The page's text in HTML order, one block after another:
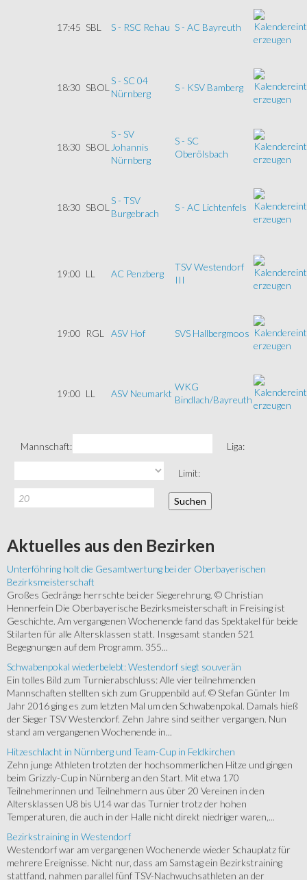
17:45 SBL S - RSC Rehau S - AC Bayreuth
18:30 SBOL
S - SC 04
Nürnberg
S - KSV Bamberg
18:30 SBOL
S - SV
Johannis
Nürnberg
S - SC
Oberölsbach
18:30 SBOL
S - TSV
Burgebrach
S - AC Lichtenfels
19:00 LL AC Penzberg
TSV Westendorf
III
19:00 RGL ASV Hof SVS Hallbergmoos
19:00 LL ASV Neumarkt
WKG
Bindlach/Bayreuth
Mannschaft: Liga:
Limit:
Aktuelles aus den Bezirken
Unterföhring holt die Gesamtwertung bei der Oberbayerischen
Bezirksmeisterschaft
Großes Gedränge herrschte bei der Siegerehrung. © Christian
Hennerfein Die Oberbayerische Bezirksmeisterschaft in Freising ist
Geschichte. Am vergangenen Wochenende fand das Spektakel für beide
Stilarten für alle Altersklassen statt. Insgesamt standen 521
Begegnungen auf dem Programm. 355...
Schwabenpokal wiederbelebt: Westendorf siegt souverän
Ein tolles Bild zum Turnierabschluss: Alle vier teilnehmenden
Mannschaften stellten sich zum Gruppenbild auf. © Stefan Günter Im
Jahr 2016 ging es zum letzten Mal um den Schwabenpokal. Damals hieß
der Sieger TSV Westendorf. Zehn Jahre sind seither vergangen. Nun
stand am vergangenen Wochenende in...
Hitzeschlacht in Nürnberg und Team-Cup in Feldkirchen
Zehn junge Athleten trotzten der hochsommerlichen Hitze und gingen
beim Grizzly-Cup in Nürnberg an den Start. Mit etwa 170
Teilnehmerinnen und Teilnehmern aus über 20 Vereinen in den
Altersklassen U8 bis U14 war das Turnier trotz der hohen
Temperaturen, die auch in der Halle nicht direkt niedriger waren,...
Bezirkstraining in Westendorf
Westendorf war am vergangenen Wochenende wieder Schauplatz für
mehrere Ereignisse. Nicht nur, dass am Samstag ein Bezirkstraining
stattfand, nahmen parallel fünf TSV-Nachwuchsathleten an der